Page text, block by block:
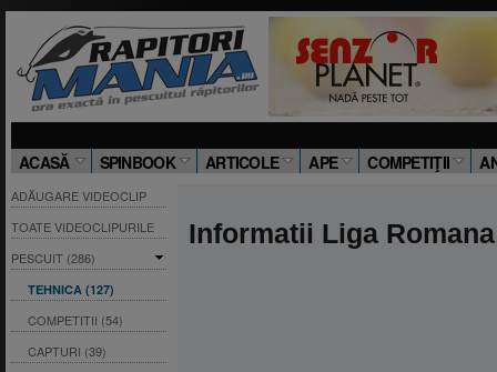
ACASĂ SPINBOOK ARTICOLE APE COMPETIŢII
ADĂUGARE VIDEOCLIP
TOATE VIDEOCLIPURILE
PESCUIT (286)
TEHNICA (127)
COMPETITII (54)
CAPTURI (39)
Informatii Liga